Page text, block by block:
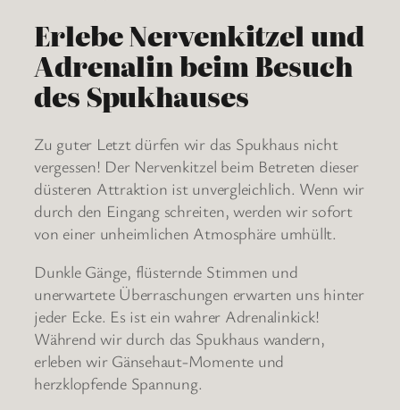
Erlebe Nervenkitzel und
Adrenalin beim Besuch
des Spukhauses
Zu guter Letzt dürfen wir das Spukhaus nicht
vergessen! Der Nervenkitzel beim Betreten dieser
düsteren Attraktion ist unvergleichlich. Wenn wir
durch den Eingang schreiten, werden wir sofort
von einer unheimlichen Atmosphäre umhüllt.
Dunkle Gänge, flüsternde Stimmen und
unerwartete Überraschungen erwarten uns hinter
jeder Ecke. Es ist ein wahrer Adrenalinkick!
Während wir durch das Spukhaus wandern,
erleben wir Gänsehaut-Momente und
herzklopfende Spannung.